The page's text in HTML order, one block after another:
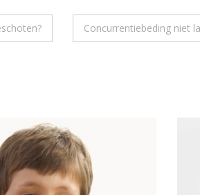
Concurrentiebeding niet